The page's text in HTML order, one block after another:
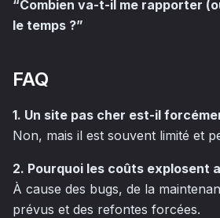
“Combien va-t-il me rapporter
le temps ?”
FAQ
1. Un site pas cher est-il
Non, mais il est souvent limité et
2. Pourquoi les coûts explosent
À cause des bugs, de la
prévus et des refontes forcées.